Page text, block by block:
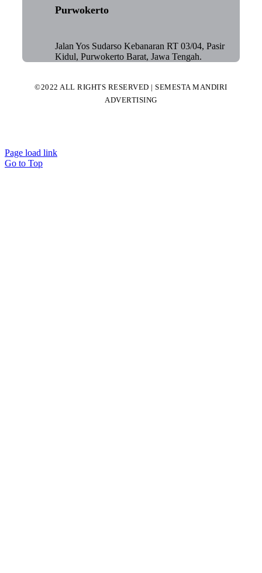
Purwokerto
Jalan Yos Sudarso Kebanaran RT 03/04, Pasir
Kidul, Purwokerto Barat, Jawa Tengah.
©2022 ALL RIGHTS RESERVED | SEMESTA MANDIRI
ADVERTISING
Page load link
Go to Top